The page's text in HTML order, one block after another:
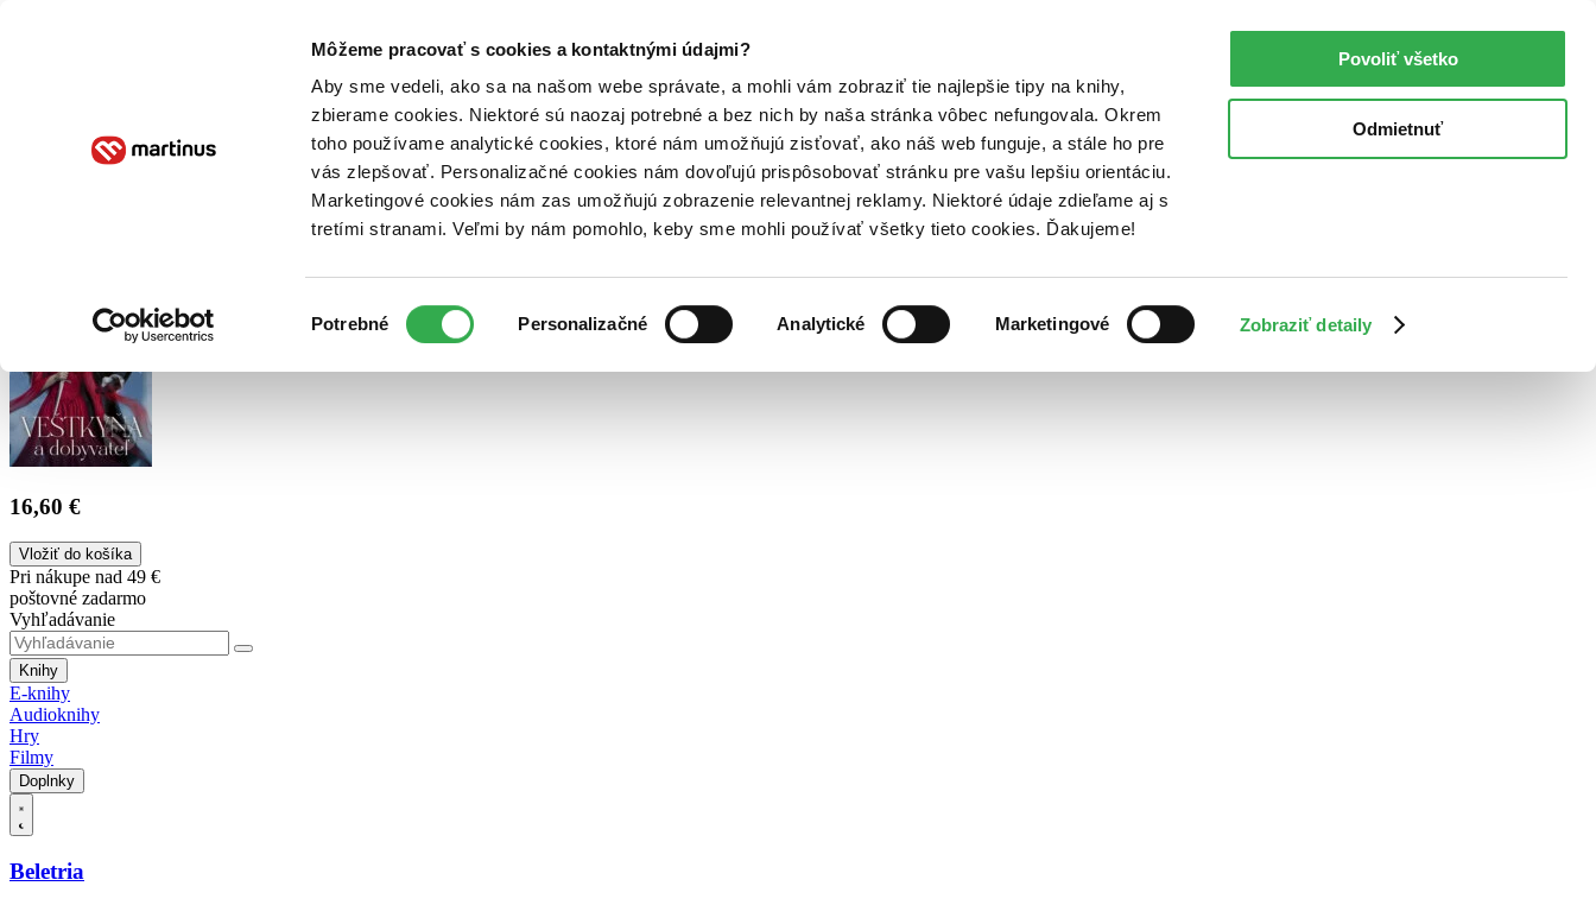
Môžeme pracovať s cookies a kontaktnými údajmi?
Aby sme vedeli, ako sa na našom webe správate, a mohli vám zobraziť tie najlepšie tipy na knihy,
zbierame cookies. Niektoré sú naozaj potrebné a bez nich by naša stránka vôbec nefungovala. Okrem
toho používame analytické cookies, ktoré nám umožňujú zisťovať, ako náš web funguje, a stále ho pre
vás zlepšovať. Personalizačné cookies nám dovoľujú prispôsobovať stránku pre vašu lepšiu orientáciu.
Marketingové cookies nám zas umožňujú zobrazenie relevantnej reklamy. Niektoré údaje zdieľame aj s
tretími stranami. Veľmi by nám pomohlo, keby sme mohli používať všetky tieto cookies. Ďakujeme!
súhlasu
Potrebné Personalizačné Analytické Marketingové Zobraziť detaily
Povoliť všetko
Odmietnuť
Poukážky Kontakt
16,60 €
Vložiť do košíka
Pri nákupe nad 49 €
poštovné zadarmo
Vyhľadávanie
Knihy
E-knihy
Audioknihy
Hry
Filmy
Doplnky
Beletria